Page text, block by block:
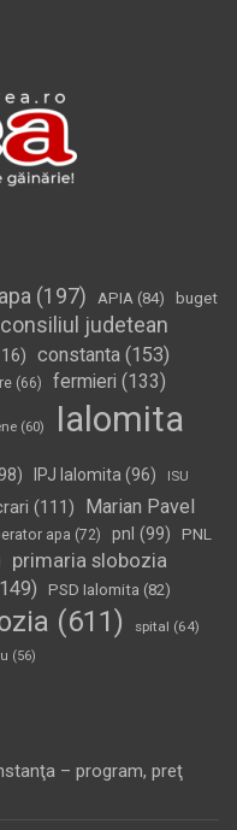
apa (197) APIA (84)
buget
consiliul judetean
constanta (153)
(66) fermieri (133)
(60)
Ialomita
IPJ Ialomita (96) ISU
(111)
Marian Pavel
apa (72) pnl (99)
PNL
primaria slobozia
PSD Ialomita (82)
(611) spital (64)
(56)
– program, preţ